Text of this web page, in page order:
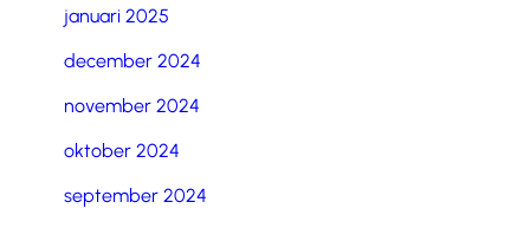
januari 2025
december 2024
november 2024
oktober 2024
september 2024